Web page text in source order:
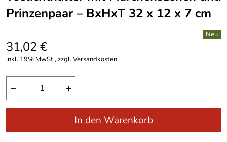
Prinzenpaar – BxHxT 32 x 12 x 7 cm
31,02 €
inkl. 19% MwSt., zzgl.Versandkosten
− +
In den Warenkorb